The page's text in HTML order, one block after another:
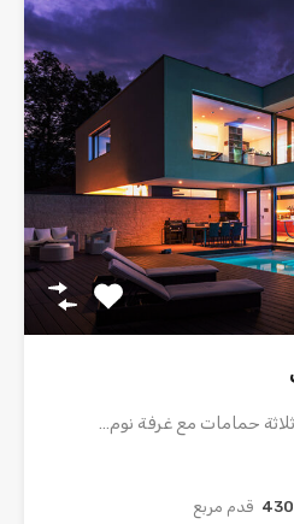
حمامات مع غرفة نوم…
قدم مربع